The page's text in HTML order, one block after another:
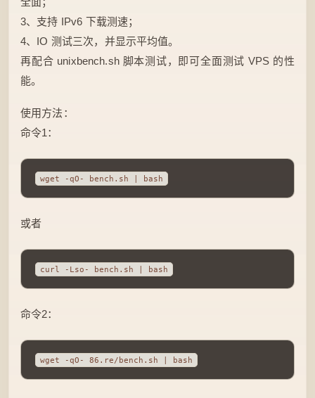
3、支持 IPv6 下载测速；
4、IO 测试三次，并显示平均值。
再配合 unixbench.sh 脚本测试，即可全面测试 VPS 的性
能。
使用方法：
命令1：
wget -qO- bench.sh | bash
或者
curl -Lso- bench.sh | bash
命令2：
wget -qO- 86.re/bench.sh | bash